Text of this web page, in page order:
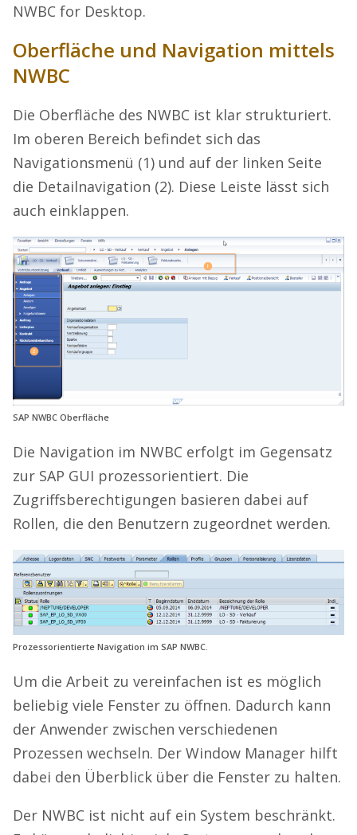
NWBC for Desktop.
Oberfläche und Navigation mittels
NWBC
Die Oberfläche des NWBC ist klar strukturiert.
Im oberen Bereich befindet sich das
Navigationsmenü (1) und auf der linken Seite
die Detailnavigation (2). Diese Leiste lässt sich
auch einklappen.
SAP NWBC Oberfläche
Die Navigation im NWBC erfolgt im Gegensatz
zur SAP GUI prozessorientiert. Die
Zugriffsberechtigungen basieren dabei auf
Rollen, die den Benutzern zugeordnet werden.
Prozessorientierte Navigation im SAP NWBC.
Um die Arbeit zu vereinfachen ist es möglich
beliebig viele Fenster zu öffnen. Dadurch kann
der Anwender zwischen verschiedenen
Prozessen wechseln. Der Window Manager hilft
dabei den Überblick über die Fenster zu halten.
Der NWBC ist nicht auf ein System beschränkt.